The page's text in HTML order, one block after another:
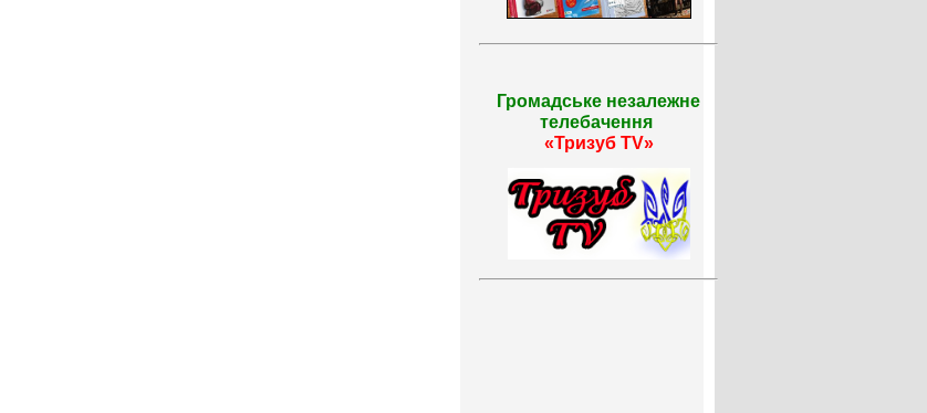
Громадське незалежне
телебачення
«Тризуб TV»